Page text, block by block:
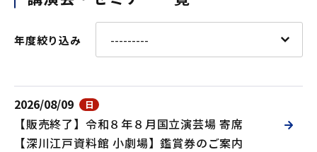
パスワードがわからない方は こちら
年度絞り込み
2026/08/09 日
【販売終了】令和８年８月国立演芸場 寄席
【深川江戸資料館 小劇場】鑑賞券のご案内